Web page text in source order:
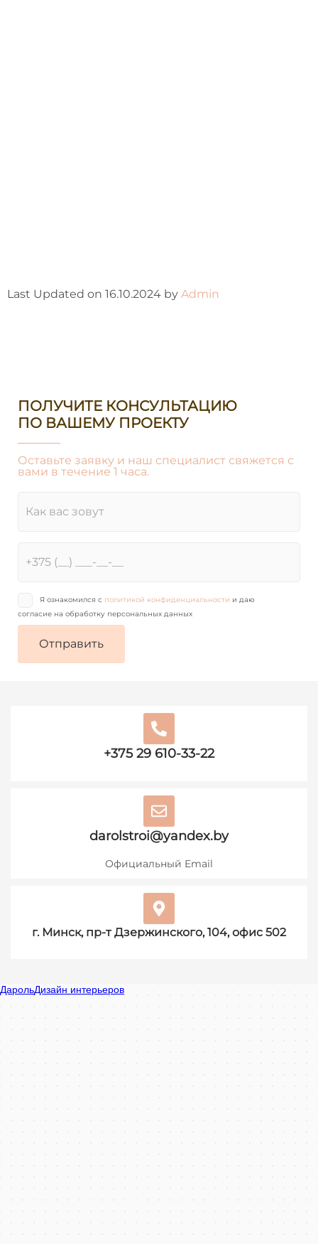
Last Updated on 16.10.2024 by Admin
ПОЛУЧИТЕ КОНСУЛЬТАЦИЮ
ПО ВАШЕМУ ПРОЕКТУ
Оставьте заявку и наш специалист свяжется с
вами в течение 1 часа.
Я ознакомился с политикой конфиденциальности и даю
согласие на обработку персональных данных
+375 29 610-33-22
darolstroi@yandex.by
Официальный Email
г. Минск, пр-т Дзержинского, 104, офис 502
Дароль в Минске